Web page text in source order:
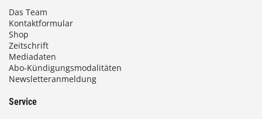
Das Team
Kontaktformular
Shop
Zeitschrift
Mediadaten
Abo-Kündigungsmodalitäten
Newsletteranmeldung
Service